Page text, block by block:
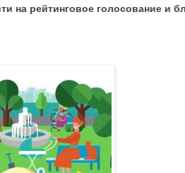
на рейтинговое голосование и